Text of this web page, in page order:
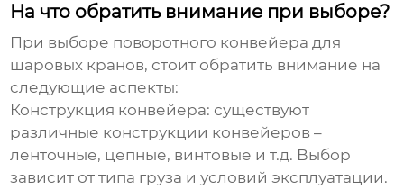
На что обратить внимание при выборе?
При выборе поворотного конвейера для
шаровых кранов, стоит обратить внимание на
следующие аспекты:
Конструкция конвейера: существуют
различные конструкции конвейеров –
ленточные, цепные, винтовые и т.д. Выбор
зависит от типа груза и условий эксплуатации.